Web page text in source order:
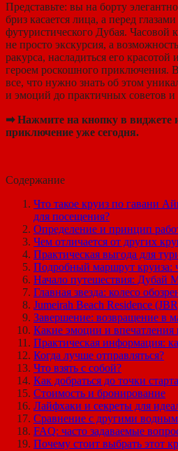
Представьте: вы на борту
бриз касается лица, а перед
футуристического Дубая.
не просто экскурсия, а
ракурса, насладиться его красотой
героем роскошного приключения.
все, что нужно знать об этом
и эмоций до практичных советов и
➡ Нажмите на кнопку в виджете
приключение уже сегодня.
Содержание
Что такое круиз по гавани
для посещения?
Определение и принцип
Чем отличается от других
Практическая выгода для
Подробный маршрут круиза:
Начало путешествия: Дубай
Главная звезда: колесо
Jumeirah Beach Residence
Завершение: возвращение в
Какие эмоции и впечатления
Практическая информация:
Когда лучше отправляться?
Что взять с собой?
Как добраться до точки
Стоимость и бронирование
Лайфхаки и секреты для
Сравнение с другими
FAQ: часто задаваемые
Почему стоит выбрать этот